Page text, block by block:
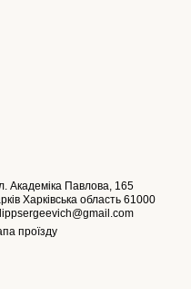
Академіка Павлова, 165
Харківська область 61000
проїзду